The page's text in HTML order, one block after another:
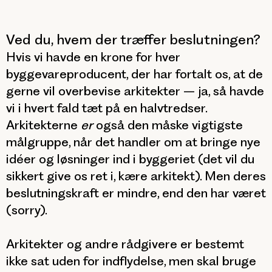
Ved du, hvem der træffer beslutningen?
Hvis vi havde en krone for hver
byggevareproducent, der har fortalt os, at de
gerne vil overbevise arkitekter – ja, så havde
vi i hvert fald tæt på en halvtredser.
Arkitekterne erogså den måske vigtigste
målgruppe, når det handler om at bringe nye
idéer og løsninger ind i byggeriet (det vil du
sikkert give os ret i, kære arkitekt). Men deres
beslutningskraft er mindre, end den har været
(sorry).
Arkitekter og andre rådgivere er bestemt
ikke sat uden for indflydelse, men skal bruge